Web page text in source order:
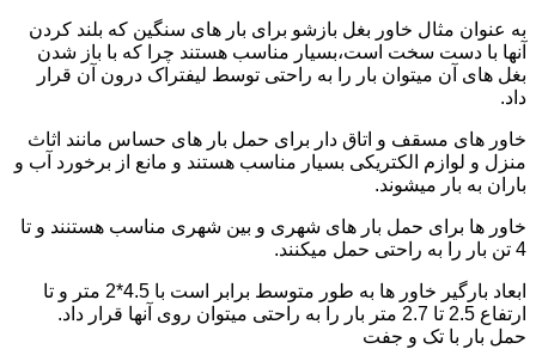
به عنوان مثال خاور بغل بازشو برای بار های سنگین که بلند کردن
آنها با دست سخت است،بسیار مناسب هستند چرا که با باز شدن
بغل های آن میتوان بار را به راحتی توسط لیفتراک درون آن قرار
داد.
خاور های مسقف و اتاق دار برای حمل بار های حساس مانند اثاث
منزل و لوازم الکتریکی بسیار مناسب هستند و مانع از برخورد آب و
باران به بار میشوند.
خاور ها برای حمل بار های شهری و بین شهری مناسب هستنند و تا
4 تن بار را به راحتی حمل میکنند.
ابعاد بارگیر خاور ها به طور متوسط برابر است با 4.5*2 متر و تا
ارتفاع 2.5 تا 2.7 متر بار را به راحتی میتوان روی آنها قرار داد.
حمل بار با تک و جفت